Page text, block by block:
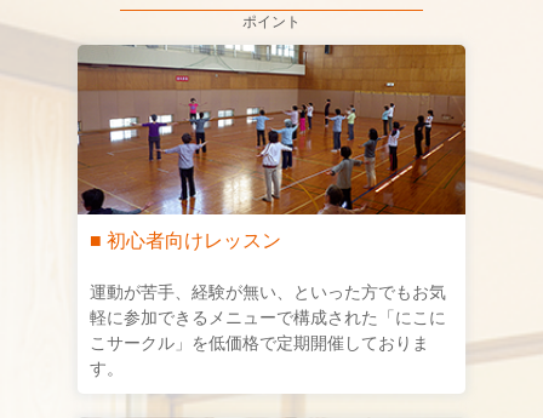
ポイント
■ 初心者向けレッスン
運動が苦手、経験が無い、といった方でもお気
軽に参加できるメニューで構成された「にこに
こサークル」を低価格で定期開催しておりま
す。